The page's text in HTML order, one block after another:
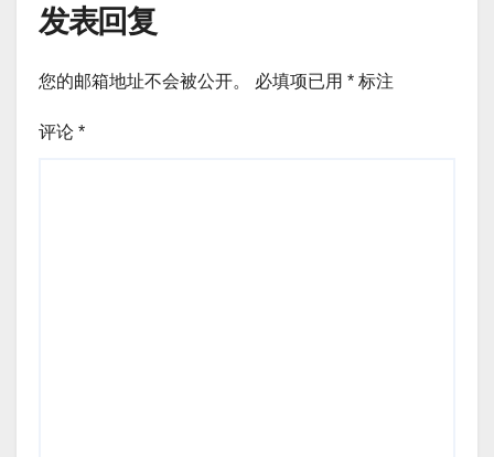
发表回复
您的邮箱地址不会被公开。 必填项已用 * 标注
评论 *